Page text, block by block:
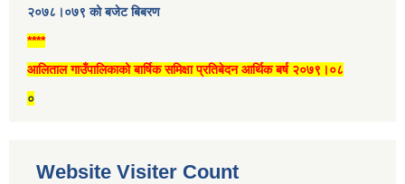
२०७८।०७९ को बजेट बिबरण
****
आलिताल गाउँपालिकाको बार्षिक समिक्षा प्रतिबेदन आर्थिक बर्ष २०७९।०८
०
Website Visiter Count